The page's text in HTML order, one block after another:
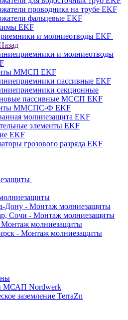
проводника на трубе EKF
фальцевые EKF
EKF
и молниеотводы EKF
и молниеотводы
ММСП EKF
пассивные EKF
секционные
пассивные МССП EKF
ММСПС-Ф EKF
молниезащита EKF
элементы EKF
EKF
грозового разряда EKF
Дону - Монтаж молниезащиты
Сочи - Монтаж молниезащиты
молниезащиты
- Монтаж молниезащиты
МСАП Nordwerk
заземление TerraZn